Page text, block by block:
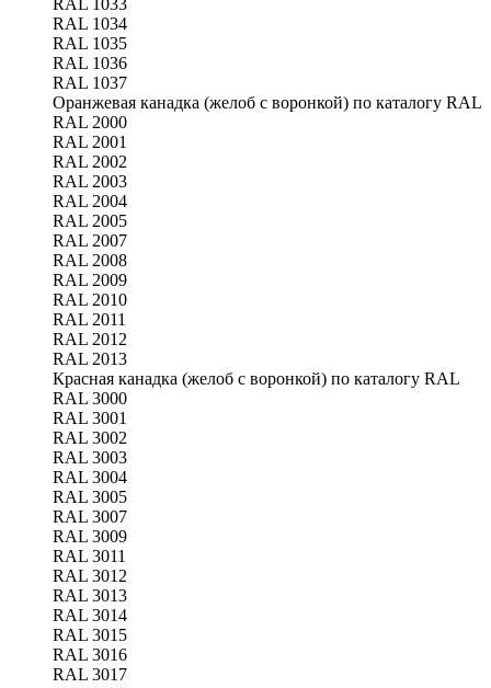
RAL 1033
RAL 1034
RAL 1035
RAL 1036
RAL 1037
Оранжевая канадка (желоб с воронкой) по каталогу RAL
RAL 2000
RAL 2001
RAL 2002
RAL 2003
RAL 2004
RAL 2005
RAL 2007
RAL 2008
RAL 2009
RAL 2010
RAL 2011
RAL 2012
RAL 2013
Красная канадка (желоб с воронкой) по каталогу RAL
RAL 3000
RAL 3001
RAL 3002
RAL 3003
RAL 3004
RAL 3005
RAL 3007
RAL 3009
RAL 3011
RAL 3012
RAL 3013
RAL 3014
RAL 3015
RAL 3016
RAL 3017